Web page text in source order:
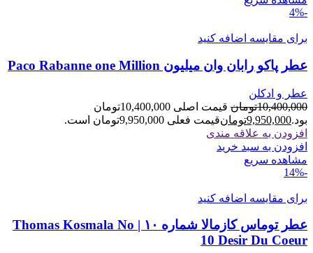
-4%
برای مقایسه اضافه کنید
عطر پاکو رابان وان میلیون Paco Rabanne one Million
عطر و ادکلن
10,400,000تومان
قیمت اصلی 10,400,000تومان
بود.9,950,000تومانقیمت فعلی 9,950,000تومان است.
افزودن به علاقه مندی
افزودن به سبد خرید
مشاهده سریع
-14%
برای مقایسه اضافه کنید
عطر توماس کازمالا شماره ۱۰ | Thomas Kosmala No
10 Desir Du Coeur